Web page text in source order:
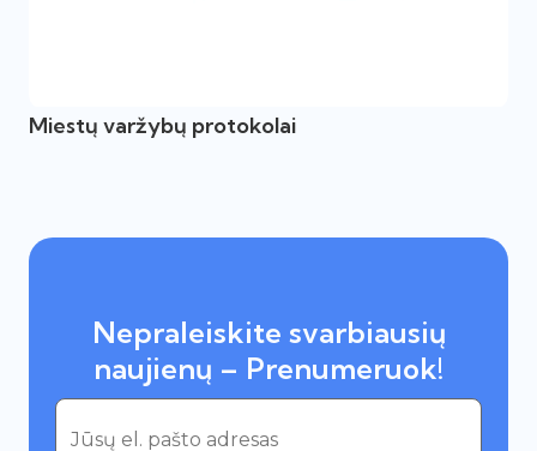
Miestų varžybų protokolai
Nepraleiskite svarbiausių
naujienų – Prenumeruok!